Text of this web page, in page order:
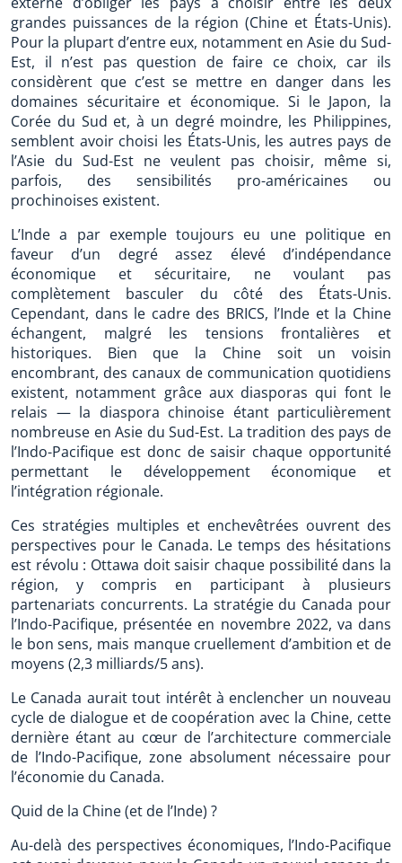
grandes puissances de la région (Chine et États-Unis).
Pour la plupart d’entre eux, notamment en Asie du Sud-
Est, il n’est pas question de faire ce choix, car ils
considèrent que c’est se mettre en danger dans les
domaines sécuritaire et économique. Si le Japon, la
Corée du Sud et, à un degré moindre, les Philippines,
semblent avoir choisi les États-Unis, les autres pays de
l’Asie du Sud-Est ne veulent pas choisir, même si,
parfois, des sensibilités pro-américaines ou
prochinoises existent.
L’Inde a par exemple toujours eu une politique en
faveur d’un degré assez élevé d’indépendance
économique et sécuritaire, ne voulant pas
complètement basculer du côté des États-Unis.
Cependant, dans le cadre des BRICS, l’Inde et la Chine
échangent, malgré les tensions frontalières et
historiques. Bien que la Chine soit un voisin
encombrant, des canaux de communication quotidiens
existent, notamment grâce aux diasporas qui font le
relais — la diaspora chinoise étant particulièrement
nombreuse en Asie du Sud-Est. La tradition des pays de
l’Indo-Pacifique est donc de saisir chaque opportunité
permettant le développement économique et
l’intégration régionale.
Ces stratégies multiples et enchevêtrées ouvrent des
perspectives pour le Canada. Le temps des hésitations
est révolu : Ottawa doit saisir chaque possibilité dans la
région, y compris en participant à plusieurs
partenariats concurrents. La stratégie du Canada pour
l’Indo-Pacifique, présentée en novembre 2022, va dans
le bon sens, mais manque cruellement d’ambition et de
moyens (2,3 milliards/5 ans).
Le Canada aurait tout intérêt à enclencher un nouveau
cycle de dialogue et de coopération avec la Chine, cette
dernière étant au cœur de l’architecture commerciale
de l’Indo-Pacifique, zone absolument nécessaire pour
l’économie du Canada.
Quid de la Chine (et de l’Inde) ?
Au-delà des perspectives économiques, l’Indo-Pacifique